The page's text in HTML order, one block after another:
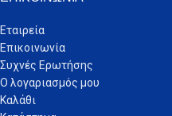
Εταιρεία
Επικοινωνία
Συχνές Ερωτήσης
Ο λογαριασμός μου
Καλάθι